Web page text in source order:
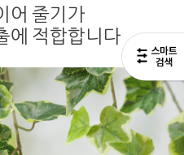
어 줄기가
에 적합합니다